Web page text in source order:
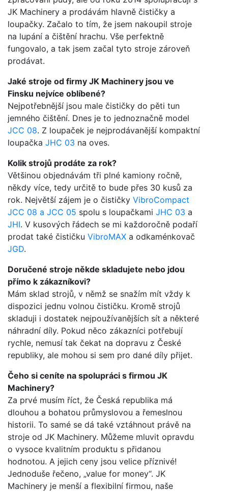
JK Machinery a prodávám hlavně čističky a
loupačky. Začalo to tím, že jsem nakoupil stroje
na lupání a čištění hrachu. Vše perfektně
fungovalo, a tak jsem začal tyto stroje zároveň
prodávat.
Jaké stroje od firmy JK Machinery jsou ve
Finsku nejvíce oblíbené?
Nejpotřebnější jsou male čističky do pěti tun
jemného čištění. Dnes je to jednoznačně model
JCC 08. Z loupaček je nejprodávanější kompaktní
loupačka JHC 03 na oves.
Kolik strojů prodáte za rok?
Většinou objednávám tři plné kamiony ročně,
někdy více, tedy určitě to bude přes 30 kusů za
rok. Největší zájem je o čističky VibroCompact
JCC 08 a JCC 05 spolu s loupačkami JHC 03 a
JHI. V kusových řádech se mi každoročně podaří
prodat také čističku VibroMAX a odkaménkovač
JGD.
Doručené stroje někde skladujete nebo jdou
přímo k zákazníkovi?
Mám sklad strojů, v němž se snažím mít vždy k
dispozici jednu volnou čističku. Kromě strojů
skladuji i dostatek nejpoužívanějších sít a některé
náhradní díly. Pokud něco zákazníci potřebují
rychle, nemusí tak čekat na dopravu z České
republiky, ale mohou si sem pro dané díly přijet.
Čeho si ceníte na spolupráci s firmou JK
Machinery?
Za prvé musím říct, že Česká republika má
dlouhou a bohatou průmyslovou a řemeslnou
historii. To samé se dá také vztáhnout právě na
stroje od JK Machinery. Můžeme mluvit opravdu
o vysoce kvalitním produktu s přidanou
hodnotou. A jejich ceny jsou velice příznivé!
Jednoduše řečeno, „value for money“. JK
Machinery je menší a flexibilní firmou, naše